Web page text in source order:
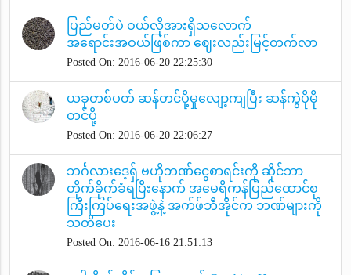
ပြည်မတ်ပဲ ဝယ်လိုအားရှိသလောက်
အရောင်းအဝယ်ဖြစ်ကာ ဈေးလည်းမြင့်တက်လာ
Posted On: 2016-06-20 22:25:30
ယခုတစ်ပတ် ဆန်တင်ပို့မှုလျော့ကျပြီး ဆန်ကွဲပိုမို
တင်ပို့
Posted On: 2016-06-20 22:06:27
ဘင်္ဂလားဒေ့ရှ် ဗဟိုဘဏ်ငွေစာရင်းကို ဆိုင်ဘာ
တိုက်ခိုက်ခံရပြီးနောက် အမေရိကန်ပြည်ထောင်စု
ကြီးကြပ်ရေးအဖွဲ့နဲ့ အက်ဖ်ဘီအိုင်က ဘဏ်များကို
သတိပေး
Posted On: 2016-06-16 21:51:13